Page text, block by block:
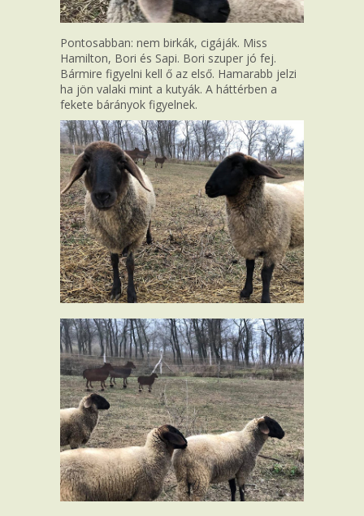
Pontosabban: nem birkák, cigáják. Miss
Hamilton, Bori és Sapi. Bori szuper jó fej.
Bármire figyelni kell ő az első. Hamarabb jelzi
ha jön valaki mint a kutyák. A háttérben a
fekete bárányok figyelnek.